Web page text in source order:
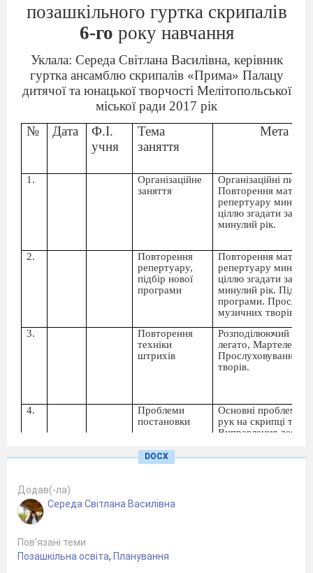
позашкільного гуртка скрипалів
6-го року навчання
Уклала: Середа Світлана Василівна, керівник
гуртка ансамблю скрипалів «Прима» Палацу
дитячої та юнацької творчості Мелітопольської
міської ради 2017 рік
№
Дата
Ф.І.
учня
Тема
заняття
Мета
1.
Організаційне
заняття
Організаційні
Повторення
репертуару
ціллю згадати
минулий рік.
2.
Повторення
репертуару,
підбір нової
програми
Повторення
репертуару
ціллю згадати
минулий рік. Підбір
програми.
музичних творів.
3.
Повторення
техніки
штрихів
Розподілюючий
легато, Мартеле.
Прослуховування
творів.
4.
Проблеми
постановки
Основні проблеми
рук на скрипці та їх
Виправлення
час вивчення
5.
смичка
DOCX
Додав(-ла)
Середа Світлана Василівна
Пов’язані теми
Позашкільна освіта, Планування